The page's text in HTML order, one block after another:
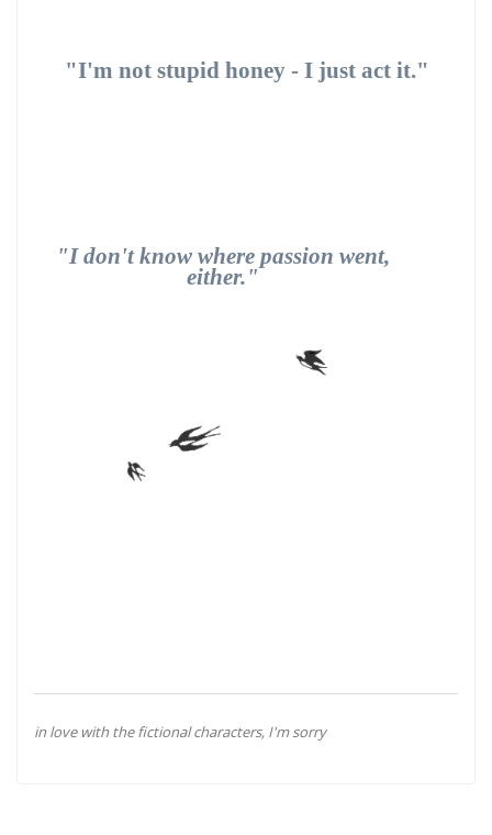
"I'm not stupid honey - I just act it."
"I don't know where passion went,
either."
in love with the fictional characters, I'm sorry